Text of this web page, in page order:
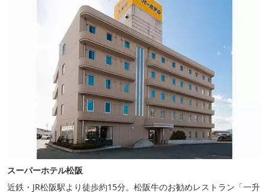
スーパーホテル松阪
近鉄・JR松阪駅より徒歩約15分。松阪牛のお勧めレストラン「一升